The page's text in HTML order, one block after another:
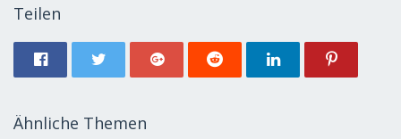
Teilen
Ähnliche Themen